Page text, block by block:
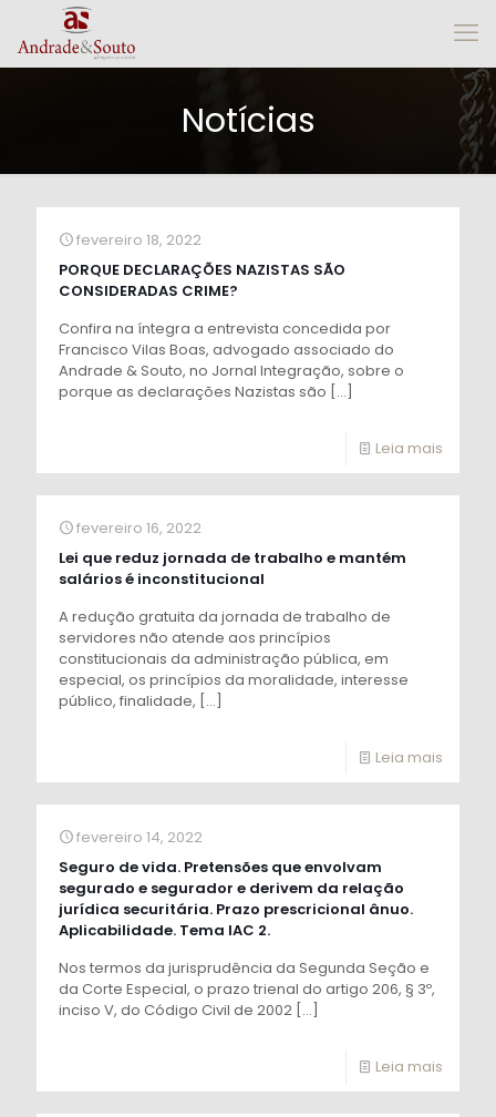
Notícias
fevereiro 18, 2022
PORQUE DECLARAÇÕES NAZISTAS SÃO
CONSIDERADAS CRIME?
Confira na íntegra a entrevista concedida por
Francisco Vilas Boas, advogado associado do
Andrade & Souto, no Jornal Integração, sobre o
porque as declarações Nazistas são […]
Leia mais
fevereiro 16, 2022
Lei que reduz jornada de trabalho e mantém
salários é inconstitucional
A redução gratuita da jornada de trabalho de
servidores não atende aos princípios
constitucionais da administração pública, em
especial, os princípios da moralidade, interesse
público, finalidade, […]
Leia mais
fevereiro 14, 2022
Seguro de vida. Pretensões que envolvam
segurado e segurador e derivem da relação
jurídica securitária. Prazo prescricional ânuo.
Aplicabilidade. Tema IAC 2.
Nos termos da jurisprudência da Segunda Seção e
da Corte Especial, o prazo trienal do artigo 206, § 3º,
inciso V, do Código Civil de 2002 […]
Leia mais